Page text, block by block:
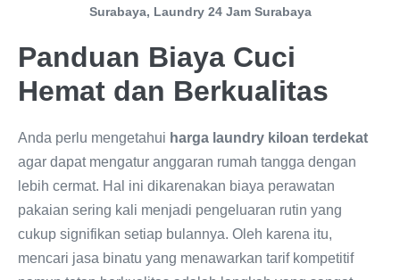
Surabaya, Laundry 24 Jam Surabaya
Panduan Biaya Cuci
Hemat dan Berkualitas
Anda perlu mengetahui harga laundry kiloan terdekat
agar dapat mengatur anggaran rumah tangga dengan
lebih cermat. Hal ini dikarenakan biaya perawatan
pakaian sering kali menjadi pengeluaran rutin yang
cukup signifikan setiap bulannya. Oleh karena itu,
mencari jasa binatu yang menawarkan tarif kompetitif